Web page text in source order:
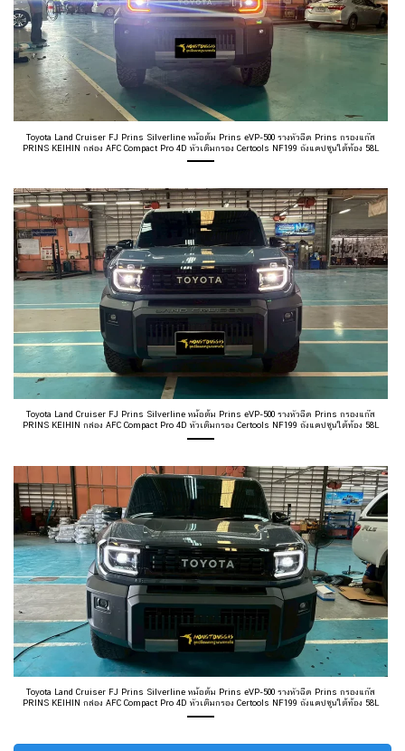
Toyota Land Cruiser FJ Prins Silverline หม้อต้ม Prins eVP-500 รางหัวฉีด Prins กรองแก๊ส
PRINS KEIHIN กล่อง AFC Compact Pro 4D หัวเติมกรอง Certools NF199 ถังแคปซูนใต้ท้อง 58L
Toyota Land Cruiser FJ Prins Silverline หม้อต้ม Prins eVP-500 รางหัวฉีด Prins กรองแก๊ส
PRINS KEIHIN กล่อง AFC Compact Pro 4D หัวเติมกรอง Certools NF199 ถังแคปซูนใต้ท้อง 58L
Toyota Land Cruiser FJ Prins Silverline หม้อต้ม Prins eVP-500 รางหัวฉีด Prins กรองแก๊ส
PRINS KEIHIN กล่อง AFC Compact Pro 4D หัวเติมกรอง Certools NF199 ถังแคปซูนใต้ท้อง 58L